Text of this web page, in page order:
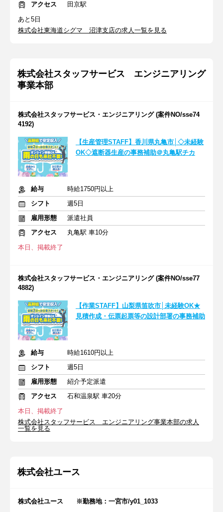
アクセス
田京駅
あと5日
株式会社東海道シグマ 沼津支店の求人一覧を見る
株式会社スタッフサービス エンジニアリング
事業本部
株式会社スタッフサービス・エンジニアリング (案件NO/sse74
4192)
【生産管理STAFF】香川県丸亀市│◇未経験
OK◇遮断器生産の事務補助＠丸亀駅チカ
給与
時給1750円以上
シフト
週5日
雇用形態
派遣社員
アクセス
丸亀駅 車10分
本日、掲載終了
株式会社スタッフサービス・エンジニアリング (案件NO/sse77
4882)
【作業STAFF】山梨県笛吹市│未経験OK★
見積作成・伝票起票等の設計部署の事務補助
給与
時給1610円以上
シフト
週5日
雇用形態
紹介予定派遣
アクセス
石和温泉駅 車20分
本日、掲載終了
株式会社スタッフサービス エンジニアリング事業本部の求人
一覧を見る
株式会社ユース
株式会社ユース ※勤務地：一宮市/y01_1033